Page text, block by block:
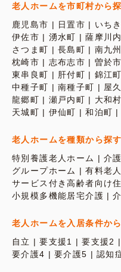
老人ホームを市町村から
鹿児島市
日置市 いち
伊佐市
湧水町 薩摩川
さつま町
長島町 南九
枕崎市
志布志市 曽於市
東串良町
肝付町 錦江町
中種子町
南種子町 屋
龍郷町
瀬戸内町 大和村
天城町
伊仙町 和泊町
老人ホームを種類から探す
特別養護老人ホーム
介
グループホーム
有料老
サービス付き高齢者向け
小規模多機能居宅介護
老人ホームを入居条件か
自立
要支援1 要支援2
要介護4
要介護5 認知